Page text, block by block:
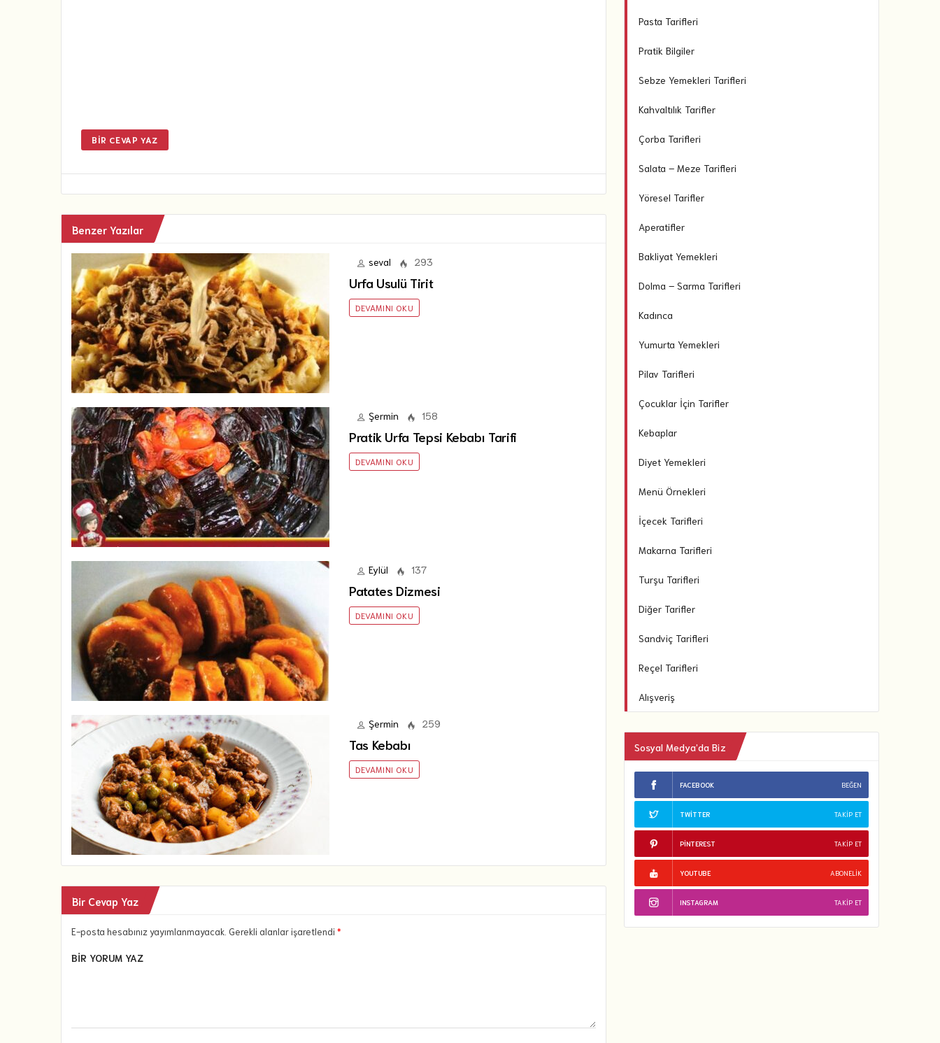
BIR CEVAP YAZ
Benzer Yazılar
seval 293
Urfa Usulü Tirit
DEVAMINI OKU
Şermin 158
Pratik Urfa Tepsi Kebabı Tarifi
DEVAMINI OKU
Eylül 137
Patates Dizmesi
DEVAMINI OKU
Şermin 259
Tas Kebabı
DEVAMINI OKU
Bir Cevap Yaz
E-posta hesabınız yayımlanmayacak. Gerekli alanlar işaretlendi *
BIR YORUM YAZ
Pasta Tarifleri
Pratik Bilgiler
Sebze Yemekleri Tarifleri
Kahvaltılık Tarifler
Çorba Tarifleri
Salata – Meze Tarifleri
Yöresel Tarifler
Aperatifler
Bakliyat Yemekleri
Dolma – Sarma Tarifleri
Kadınca
Yumurta Yemekleri
Pilav Tarifleri
Çocuklar İçin Tarifler
Kebaplar
Diyet Yemekleri
Menü Örnekleri
İçecek Tarifleri
Makarna Tarifleri
Turşu Tarifleri
Diğer Tarifler
Sandviç Tarifleri
Reçel Tarifleri
Alışveriş
Sosyal Medya’da Biz
FACEBOOK BEĞEN
TWITTER TAKIP ET
PINTEREST TAKIP ET
YOUTUBE ABONELIK
INSTAGRAM TAKIP ET